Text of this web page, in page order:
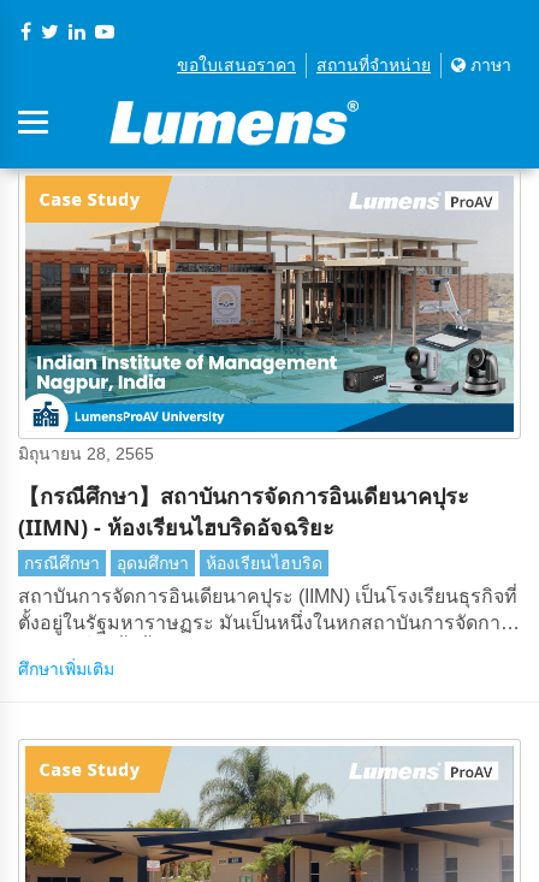
ขอใบเสนอราคา สถานที่จําหน่าย ภาษา
มิถุนายน 28, 2565
【กรณีศึกษา】สถาบันการจัดการอินเดียนาคปุระ
(IIMN) - ห้องเรียนไฮบริดอัจฉริยะ
กรณีศึกษา อุดมศึกษา ห้องเรียนไฮบริด
สถาบันการจัดการอินเดียนาคปุระ (IIMN) เป็นโรงเรียนธุรกิจที่
ตั้งอยู่ในรัฐมหาราษฏระ มันเป็นหนึ่งในหกสถาบันการจัดการ
ศึกษาเพิ่มเติม